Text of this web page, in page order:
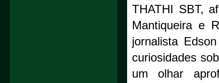
THATHI SBT,
Mantiqueira e
jornalista
curiosidades
um olhar